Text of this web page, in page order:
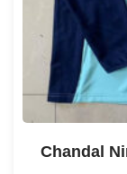
Chandal